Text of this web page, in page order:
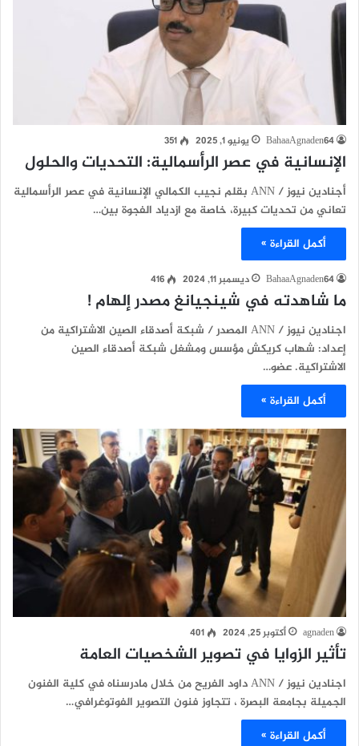
BahaaAgnaden64 يونيو 1, 2025 351
الإنسانية في عصر الرأسمالية: التحديات والحلول
أجنادين نيوز / ANN بقلم نجيب الكمالي الإنسانية في عصر الرأسمالية
تعاني من تحديات كبيرة، خاصة مع ازدياد الفجوة بين…
أكمل القراءة »
BahaaAgnaden64 ديسمبر 11, 2024 416
ما شاهدته في شينجيانغ مصدر إلهام !
اجنادين نيوز / ANN المصدر / شبكة أصدقاء الصين الاشتراكية من
إعداد: شهاب كريكش مؤسس ومشغل شبكة أصدقاء الصين
الاشتراكية. عضو…
أكمل القراءة »
agnaden أكتوبر 25, 2024 401
تأثير الزوايا في تصوير الشخصيات العامة
اجنادين نيوز / ANN داود الفريح من خلال مادرسناه في كلية الفنون
الجميلة بجامعة البصرة ، تتجاوز فنون التصوير الفوتوغرافي…
أكمل القراءة »